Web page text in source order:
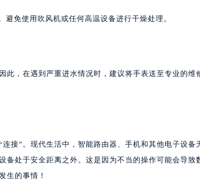
免使用吹风机或任何高温设备进行干燥处理。
此，在遇到严重进水情况时，建议将手表送至专业的维
接”。现代生活中，智能路由器、手机和其他电子设备
备处于安全距离之外。这是因为不当的操作可能会导致
生的事情！